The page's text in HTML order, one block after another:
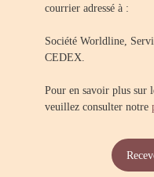
courrier adressé à :
Société Worldline,
CEDEX.
Pour en savoir plus sur
veuillez consulter notre